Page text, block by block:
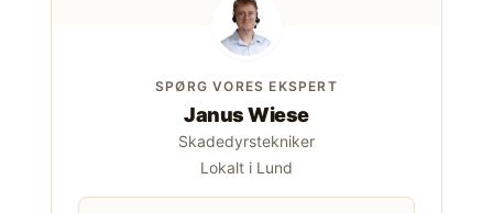
SPØRG VORES EKSPERT
Janus Wiese
Skadedyrstekniker
Lokalt i Lund